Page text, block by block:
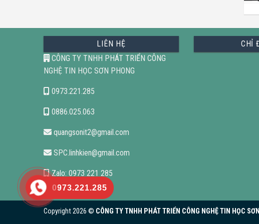
LIÊN HỆ
CÔNG TY TNHH PHÁT TRIỂN CÔNG
NGHỆ TIN HỌC SƠN PHONG
0973.221.285
0886.025.063
quangsonit2@gmail.com
SPC.linhkien@gmail.com
Zalo: 0973 221 285
CHỈ
Copyright 2026 © CÔNG TY TNHH PHÁT TRIỂN CÔNG NGHỆ TIN HỌC
0973.221.285